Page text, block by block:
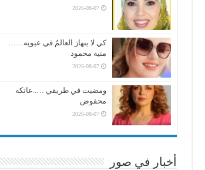
2026-08-07
كي لا ينهارَ العالمُ في عيونِه……
منية محمود
2026-08-07
ومضيت في طريقي …..عاتكه
محفوض
2026-08-07
أخبار في صور